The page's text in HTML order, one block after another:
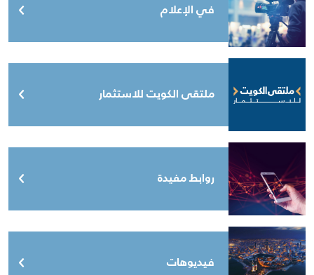
في الإعلام
ملتقى الكويت للاستثمار
روابط مفيدة
فيديوهات